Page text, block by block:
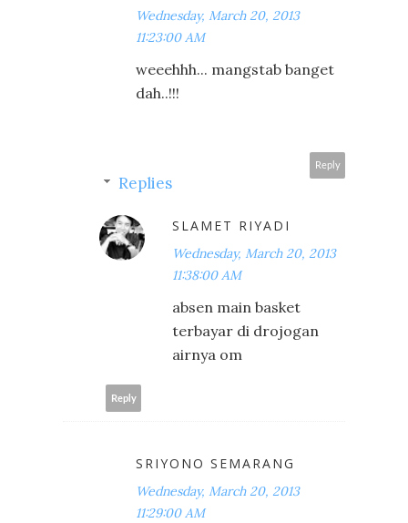
Wednesday, March 20, 2013
11:23:00 AM
weeehhh... mangstab banget
dah..!!!
Reply
Replies
SLAMET RIYADI
Wednesday, March 20, 2013
11:38:00 AM
absen main basket
terbayar di drojogan
airnya om
Reply
SRIYONO SEMARANG
Wednesday, March 20, 2013
11:29:00 AM